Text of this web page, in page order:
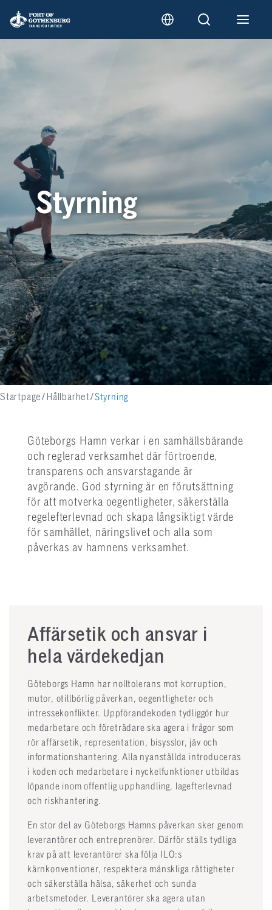
Styrning
Startpage Hållbarhet Styrning
Göteborgs Hamn verkar i en samhällsbärande
och reglerad verksamhet där förtroende,
transparens och ansvarstagande är
avgörande. God styrning är en förutsättning
för att motverka oegentligheter, säkerställa
regelefterlevnad och skapa långsiktigt värde
för samhället, näringslivet och alla som
påverkas av hamnens verksamhet.
Affärsetik och ansvar i
hela värdekedjan
Göteborgs Hamn har nolltolerans mot korruption,
mutor, otillbörlig påverkan, oegentligheter och
intressekonflikter. Uppförandekoden tydliggör hur
medarbetare och företrädare ska agera i frågor som
rör affärsetik, representation, bisysslor, jäv och
informationshantering. Alla nyanställda introduceras
i koden och medarbetare i nyckelfunktioner utbildas
löpande inom offentlig upphandling, lagefterlevnad
och riskhantering.
En stor del av Göteborgs Hamns påverkan sker genom
leverantörer och entreprenörer. Därför ställs tydliga
krav på att leverantörer ska följa ILO:s
kärnkonventioner, respektera mänskliga rättigheter
och säkerställa hälsa, säkerhet och sunda
arbetsmetoder. Leverantörer ska agera utan